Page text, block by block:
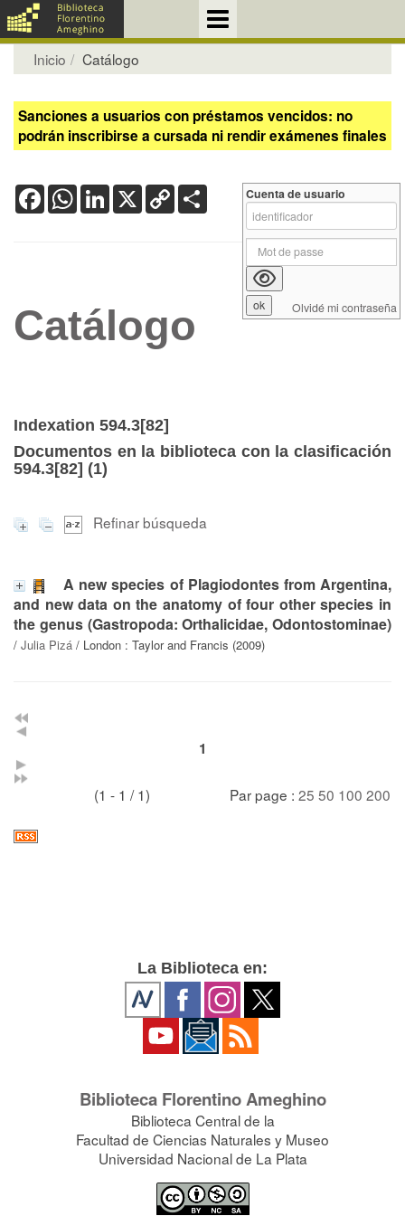
Inicio Catálogo
Sanciones a usuarios con préstamos vencidos: no
podrán inscribirse a cursada ni rendir exámenes finales
FacebookWhatsApp
LinkedIn
X Copy
Link
Catálogo
Indexation 594.3[82]
Documentos en la biblioteca con la clasificación
594.3[82] (1)
Refinar búsqueda
A new species of Plagiodontes from Argentina,
and new data on the anatomy of four other species in
the genus (Gastropoda: Orthalicidae, Odontostominae)
/ Julia Pizá / London : Taylor and Francis (2009)
1
(1 - 1 / 1) Par page : 25 50 100 200
Cuenta de usuario
Olvidé mi contraseña
La Biblioteca en:
Biblioteca Florentino Ameghino
Biblioteca Central de la
Facultad de Ciencias Naturales y Museo
Universidad Nacional de La Plata